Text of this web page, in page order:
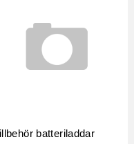
batteriladdar